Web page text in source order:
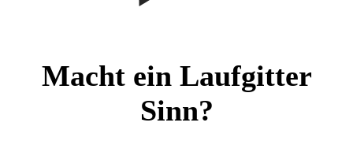
Macht ein Laufgitter
Sinn?